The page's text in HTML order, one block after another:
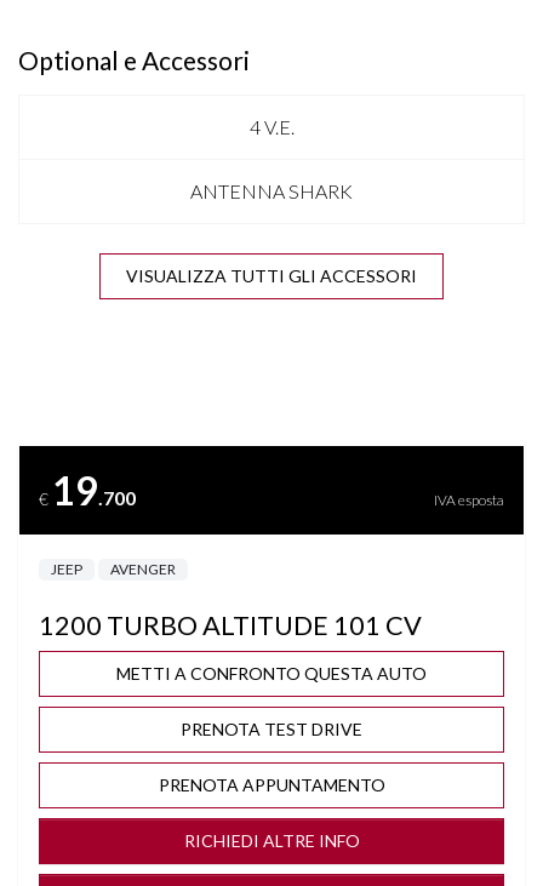
Optional e Accessori
4 V.E.
ANTENNA SHARK
APPLE CARPLAY & ANDROID AUTO
CERCHI "17
COMPUTER DI BORDO
CRUISE CONTROL ADATTIVO
DISATTIVAZIONE AIRBAG LATO PASSEGGERO
DRIVE MODE
FARI FULL LED
VISUALIZZA TUTTI GLI ACCESSORI
€ 19.700 IVA esposta
JEEP AVENGER
1200 TURBO ALTITUDE 101 CV
METTI A CONFRONTO QUESTA AUTO
PRENOTA TEST DRIVE
PRENOTA APPUNTAMENTO
RICHIEDI ALTRE INFO